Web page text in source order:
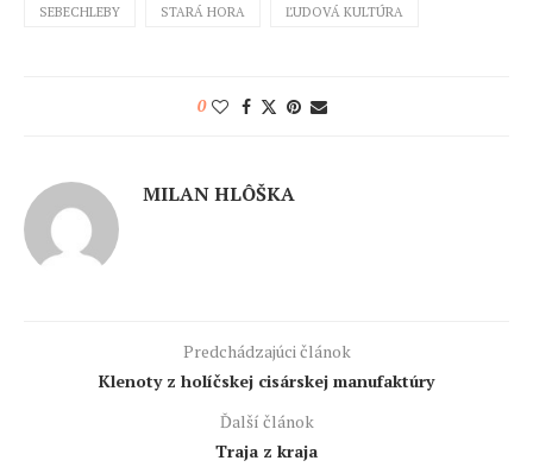
SEBECHLEBY STARÁ HORA ĽUDOVÁ KULTÚRA
0
MILAN HLÔŠKA
Predchádzajúci článok
Klenoty z holíčskej cisárskej manufaktúry
Ďalší článok
Traja z kraja